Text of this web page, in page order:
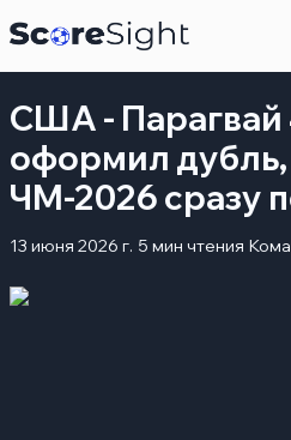
США - Парагвай
оформил дубль,
ЧМ-2026 сразу
13 июня 2026 г. 5 мин чтения